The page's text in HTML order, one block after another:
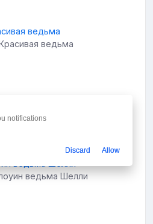
ведьма
ведьма Шелли
notifications
Discard Allow